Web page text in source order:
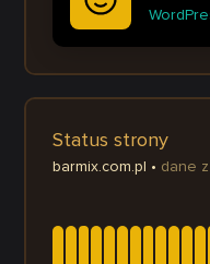
Status strony
barmix.com.pl • dane